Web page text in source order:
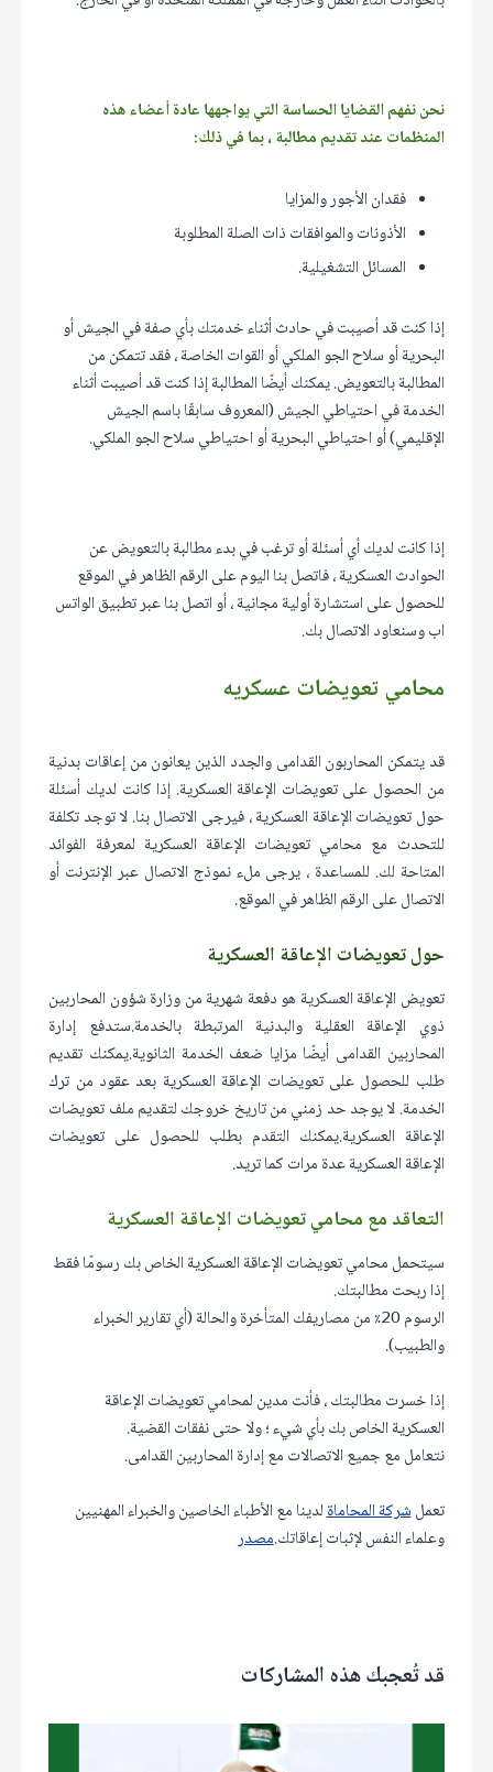
نحن نفهم القضايا الحساسة التي يواجهها عادة أعضاء هذه
المنظمات عند تقديم مطالبة ، بما في ذلك:
فقدان الأجور والمزايا
الأذونات والموافقات ذات الصلة المطلوبة
المسائل التشغيلية.
إذا كنت قد أصيبت في حادث أثناء خدمتك بأي صفة في الجيش أو
البحرية أو سلاح الجو الملكي أو القوات الخاصة ، فقد تتمكن من
المطالبة بالتعويض. يمكنك أيضًا المطالبة إذا كنت قد أصيبت أثناء
الخدمة في احتياطي الجيش (المعروف سابقًا باسم الجيش
الإقليمي) أو احتياطي البحرية أو احتياطي سلاح الجو الملكي.
إذا كانت لديك أي أسئلة أو ترغب في بدء مطالبة بالتعويض عن
الحوادث العسكرية ، فاتصل بنا اليوم على الرقم الظاهر في الموقع
للحصول على استشارة أولية مجانية ، أو اتصل بنا عبر تطبيق الواتس
اب وسنعاود الاتصال بك.
محامي تعويضات عسكريه
قد يتمكن المحاربون القدامى والجدد الذين يعانون من إعاقات بدنية
من الحصول على تعويضات الإعاقة العسكرية. إذا كانت لديك أسئلة
حول تعويضات الإعاقة العسكرية ، فيرجى الاتصال بنا. لا توجد تكلفة
للتحدث مع محامي تعويضات الإعاقة العسكرية لمعرفة الفوائد
المتاحة لك. للمساعدة ، يرجى ملء نموذج الاتصال عبر الإنترنت أو
الاتصال على الرقم الظاهر في الموقع.
حول تعويضات الإعاقة العسكرية
تعويض الإعاقة العسكرية هو دفعة شهرية من وزارة شؤون المحاربين
ذوي الإعاقة العقلية والبدنية المرتبطة بالخدمة.ستدفع إدارة
المحاربين القدامى أيضًا مزايا ضعف الخدمة الثانوية.يمكنك تقديم
طلب للحصول على تعويضات الإعاقة العسكرية بعد عقود من ترك
الخدمة. لا يوجد حد زمني من تاريخ خروجك لتقديم ملف تعويضات
الإعاقة العسكرية.يمكنك التقدم بطلب للحصول على تعويضات
الإعاقة العسكرية عدة مرات كما تريد.
التعاقد مع محامي تعويضات الإعاقة العسكرية
سيتحمل محامي تعويضات الإعاقة العسكرية الخاص بك رسومًا فقط
إذا ربحت مطالبتك.
الرسوم 20٪ من مصاريفك المتأخرة والحالة (أي تقارير الخبراء
والطبيب).
إذا خسرت مطالبتك ، فأنت مدين لمحامي تعويضات الإعاقة
العسكرية الخاص بك بأي شيء ؛ ولا حتى نفقات القضية.
نتعامل مع جميع الاتصالات مع إدارة المحاربين القدامى.
تعملشركة المحاماةلدينا مع الأطباء الخاصين والخبراء المهنيين
وعلماء النفس لإثبات إعاقاتك.مصدر
قد تُعجبك هذه المشاركات